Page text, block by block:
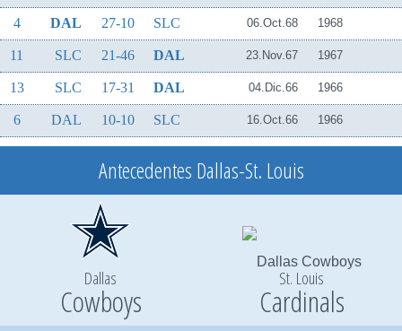
4 DAL 27-10 SLC 06.Oct.68 1968
11 SLC 21-46 DAL 23.Nov.67 1967
13 SLC 17-31 DAL 04.Dic.66 1966
6 DAL 10-10 SLC 16.Oct.66 1966
Antecedentes Dallas-St. Louis
Dallas St. Louis
Cowboys Cardinals